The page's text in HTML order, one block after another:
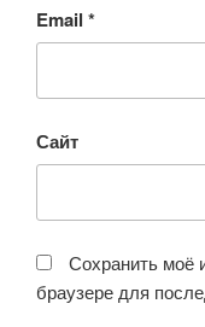
Email *
Сайт
Сохранить моё
браузере для